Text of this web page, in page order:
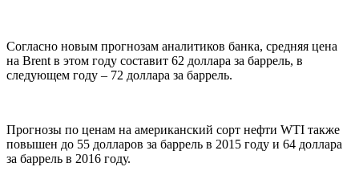
Согласно новым прогнозам аналитиков банка, средняя цена
на Brent в этом году составит 62 доллара за баррель, в
следующем году – 72 доллара за баррель.
Прогнозы по ценам на американский сорт нефти WTI также
повышен до 55 долларов за баррель в 2015 году и 64 доллара
за баррель в 2016 году.